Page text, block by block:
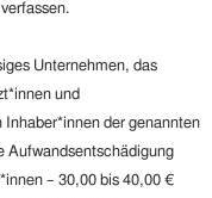
Unternehmen, das
und
Inhaber*innen der genannten
Aufwandsentschädigung
– 30,00 bis 40,00 €